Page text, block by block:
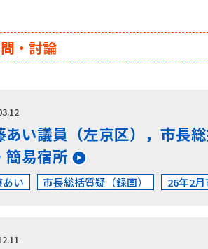
・討論
あい議員（左京区），市長
簡易宿所
あい 市長総括質疑（録画） 26年2月